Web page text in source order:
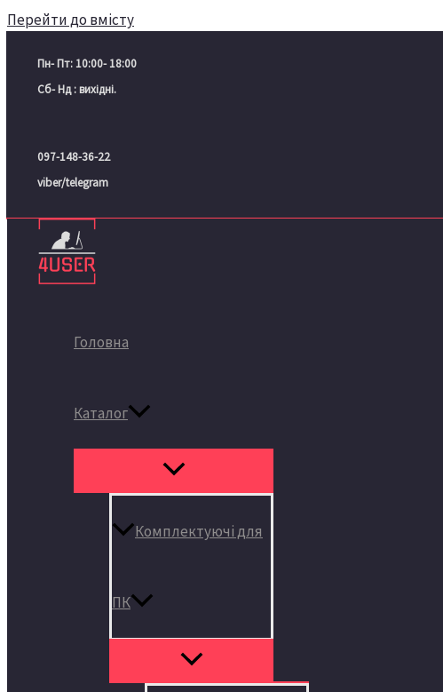
Перейти до вмісту
Пн- Пт: 10:00- 18:00
Сб- Нд : вихідні.
097-148-36-22
viber/telegram
Головна
Каталог
Комплектуючі для
ПК